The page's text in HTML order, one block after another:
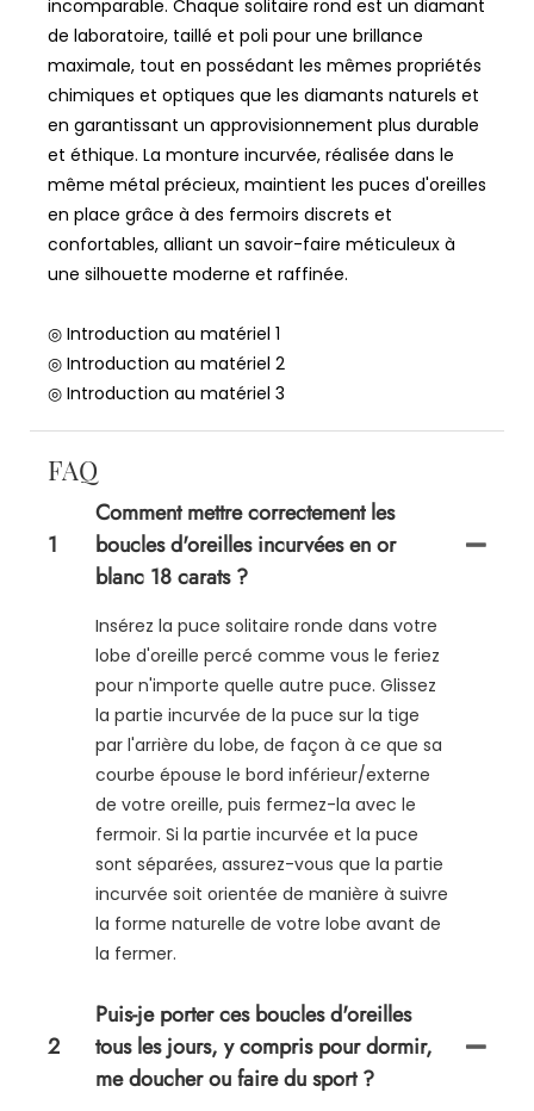
incomparable. Chaque solitaire rond est un diamant
de laboratoire, taillé et poli pour une brillance
maximale, tout en possédant les mêmes propriétés
chimiques et optiques que les diamants naturels et
en garantissant un approvisionnement plus durable
et éthique. La monture incurvée, réalisée dans le
même métal précieux, maintient les puces d'oreilles
en place grâce à des fermoirs discrets et
confortables, alliant un savoir-faire méticuleux à
une silhouette moderne et raffinée.
◎ Introduction au matériel 1
◎ Introduction au matériel 2
◎ Introduction au matériel 3
FAQ
1
Comment mettre correctement les
boucles d'oreilles incurvées en or
blanc 18 carats ?
Insérez la puce solitaire ronde dans votre
lobe d'oreille percé comme vous le feriez
pour n'importe quelle autre puce. Glissez
la partie incurvée de la puce sur la tige
par l'arrière du lobe, de façon à ce que sa
courbe épouse le bord inférieur/externe
de votre oreille, puis fermez-la avec le
fermoir. Si la partie incurvée et la puce
sont séparées, assurez-vous que la partie
incurvée soit orientée de manière à suivre
la forme naturelle de votre lobe avant de
la fermer.
2
Puis-je porter ces boucles d'oreilles
tous les jours, y compris pour dormir,
me doucher ou faire du sport ?